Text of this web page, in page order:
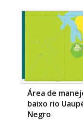
Área de
baixo rio
Negro